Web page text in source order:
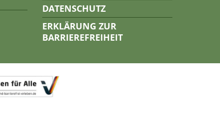
DATENSCHUTZ
ERKLÄRUNG ZUR
BARRIEREFREIHEIT